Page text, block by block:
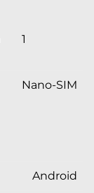
1
Nano-SIM
Android